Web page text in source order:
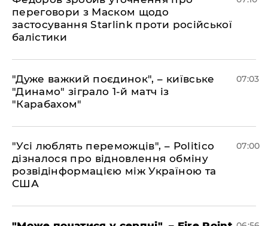
переговори з Маском щодо
застосування Starlink проти російської
балістики
"Дуже важкий поєдинок", – київське
"Динамо" зіграло 1-й матч із
"Карабахом"
07:03
"Усі люблять переможців", – Politico
дізналося про відновлення обміну
розвідінформацією між Україною та
США
07:00